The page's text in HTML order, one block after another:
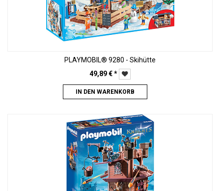
PLAYMOBIL® 9280 - Skihütte
49,89€*
IN DEN WARENKORB